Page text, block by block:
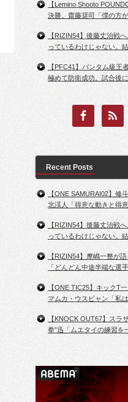
【Lemino Shooto
決勝。齋藤奨司「僕の方
【RIZIN54】後藤丈治戦
っているわけじゃない。
【PFC41】バンタム級王
極めて防衛成功。試合後
Recent Posts
【ONE SAMURAI02】修
北渓人「得意な動きと得
【RIZIN54】後藤丈治戦
っているわけじゃない。
【RIZIN54】摩嶋一整が
「どんどん中途半端な選
【ONE TIC25】キックT
マムカ・ウスビャン「私
【KNOCK OUT67】スラ
拳”迅「ムエタイの練習を